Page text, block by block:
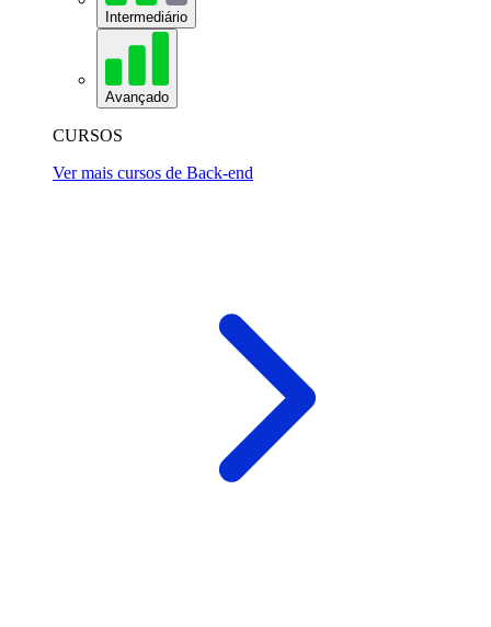
Intermediário
Avançado
CURSOS
Ver mais cursos de Back-end